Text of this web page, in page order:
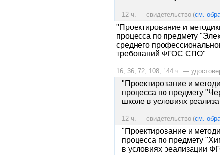
12 ч. — свидетельство (см.
"Проектирование и
процесса по предмету
среднего
требований ФГОС СПО"
16, 36, 72, 108, 144 ч. —
"Проектирование и
процесса по предмету
школе в условиях
12 ч. — свидетельство (см.
"Проектирование и
процесса по предмету
в условиях реализации